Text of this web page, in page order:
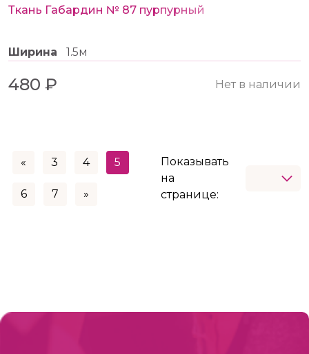
Ткань Габардин № 87 пурпурный
Ширина 1.5м
480 ₽ Нет в наличии
« 3 4 5
6 7 »
Показывать
на
странице: